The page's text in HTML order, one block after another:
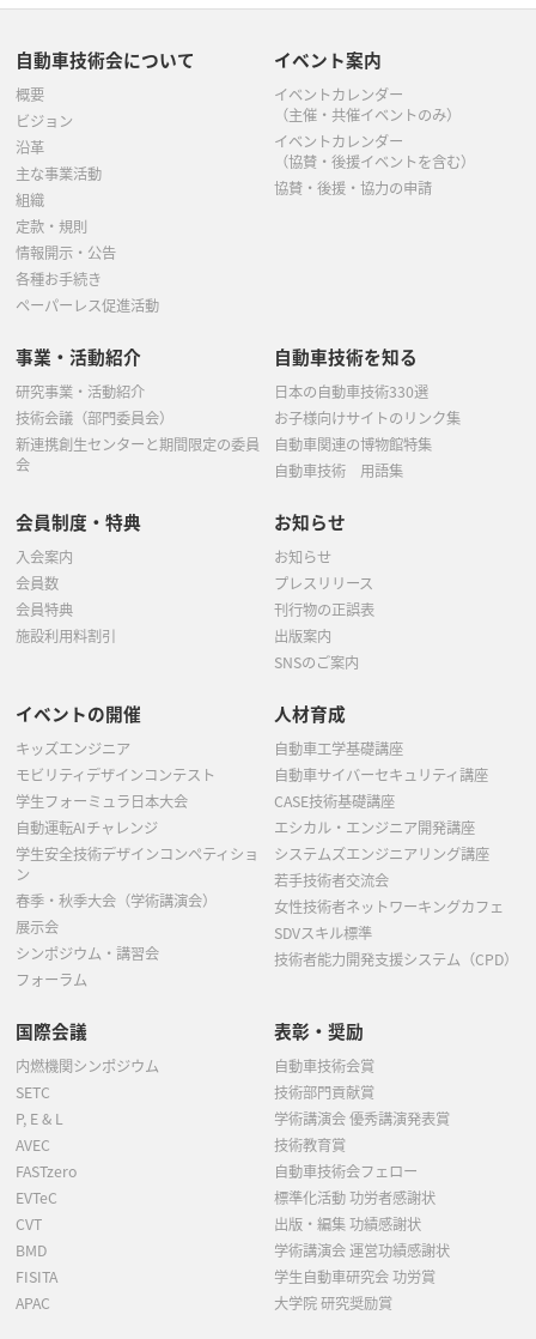
5月(6)
4月(7)
自動車技術会について
概要
ビジョン
沿革
主な事業活動
組織
定款・規則
情報開示・公告
各種お手続き
ペーパーレス促進活動
イベント案内
イベントカレンダー
（主催・共催イベントのみ）
イベントカレンダー
（協賛・後援イベントを含む）
協賛・後援・協力の申請
事業・活動紹介
研究事業・活動紹介
技術会議（部門委員会）
新連携創生センターと期間限定の委員
会
自動車技術を知る
日本の自動車技術330選
お子様向けサイトのリンク集
自動車関連の博物館特集
自動車技術 用語集
会員制度・特典
入会案内
会員数
会員特典
施設利用料割引
お知らせ
お知らせ
プレスリリース
刊行物の正誤表
出版案内
SNSのご案内
イベントの開催
キッズエンジニア
モビリティデザインコンテスト
学生フォーミュラ日本大会
自動運転AIチャレンジ
学生安全技術デザインコンペティショ
ン
春季・秋季大会（学術講演会）
展示会
シンポジウム・講習会
フォーラム
人材育成
自動車工学基礎講座
自動車サイバーセキュリティ講座
CASE技術基礎講座
エシカル・エンジニア開発講座
システムズエンジニアリング講座
若手技術者交流会
女性技術者ネットワーキングカフェ
SDVスキル標準
技術者能力開発支援システム（CPD）
国際会議
内燃機関シンポジウム
SETC
P, E & L
AVEC
FASTzero
EVTeC
CVT
BMD
FISITA
APAC
表彰・奨励
自動車技術会賞
技術部門貢献賞
学術講演会 優秀講演発表賞
技術教育賞
自動車技術会フェロー
標準化活動 功労者感謝状
出版・編集 功績感謝状
学術講演会 運営功績感謝状
学生自動車研究会 功労賞
大学院 研究奨励賞